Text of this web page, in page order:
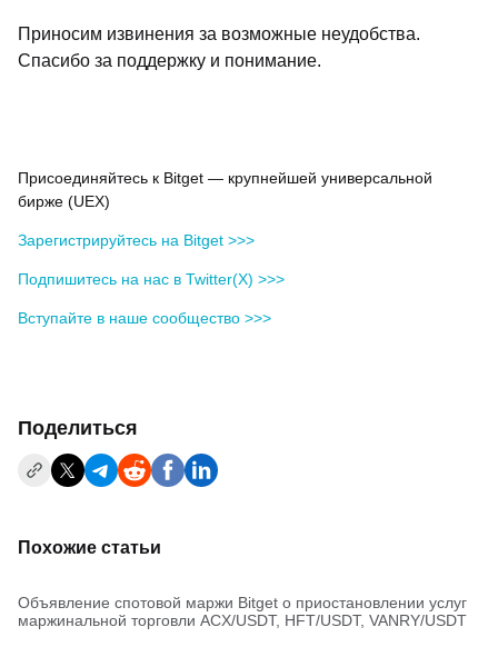
Приносим извинения за возможные неудобства.
Спасибо за поддержку и понимание.
Присоединяйтесь к Bitget — крупнейшей универсальной
бирже (UEX)
Зарегистрируйтесь на Bitget >>>
Подпишитесь на нас в Twitter(X) >>>
Вступайте в наше сообщество >>>
Поделиться
Похожие статьи
Объявление спотовой маржи Bitget о приостановлении услуг
маржинальной торговли ACX/USDT, HFT/USDT, VANRY/USDT